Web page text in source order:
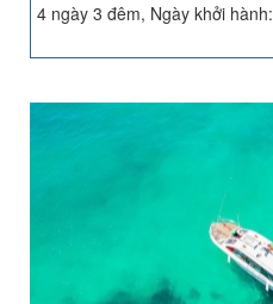
4 ngày 3 đêm, Ngày khởi hành: